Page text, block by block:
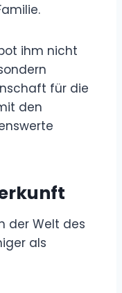
ihm nicht
für die
den
der Welt des
als